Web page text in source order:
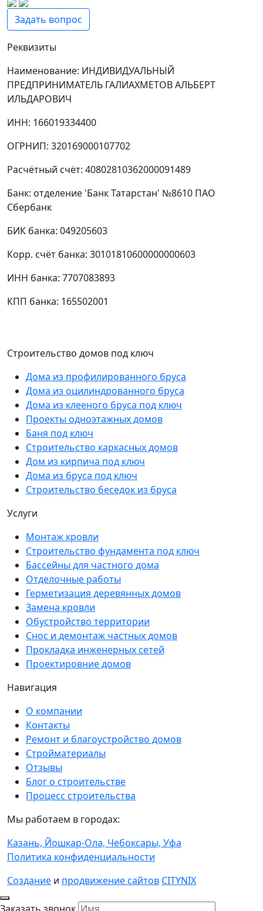
Задать вопрос
Реквизиты
Наименование: ИНДИВИДУАЛЬНЫЙ
ПРЕДПРИНИМАТЕЛЬ ГАЛИАХМЕТОВ АЛЬБЕРТ
ИЛЬДАРОВИЧ
ИНН: 166019334400
ОГРНИП: 320169000107702
Расчётный счёт: 40802810362000091489
Банк: отделение 'Банк Татарстан' №8610 ПАО
Сбербанк
БИК банка: 049205603
Корр. счёт банка: 30101810600000000603
ИНН банка: 7707083893
КПП банка: 165502001
Строительство домов под ключ
Дома из профилированного бруса
Дома из оцилиндрованного бруса
Дома из клееного бруса под ключ
Проекты одноэтажных домов
Баня под ключ
Строительство каркасных домов
Дом из кирпича под ключ
Дома из бруса под ключ
Строительство беседок из бруса
Услуги
Монтаж кровли
Строительство фундамента под ключ
Бассейны для частного дома
Отделочные работы
Герметизация деревянных домов
Замена кровли
Обустройство территории
Снос и демонтаж частных домов
Прокладка инженерных сетей
Проектировние домов
Навигация
О компании
Контакты
Ремонт и благоустройство домов
Стройматериалы
Отзывы
Блог о строительстве
Процесс строительства
Мы работаем в городах:
Казань, Йошкар-Ола, Чебоксары, Уфа
Политика конфиденциальности
Создание и продвижение сайтов CITYNIX